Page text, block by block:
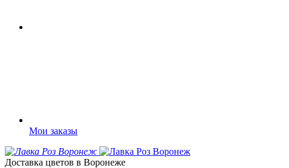
Мои заказы
Доставка цветов в Воронеже